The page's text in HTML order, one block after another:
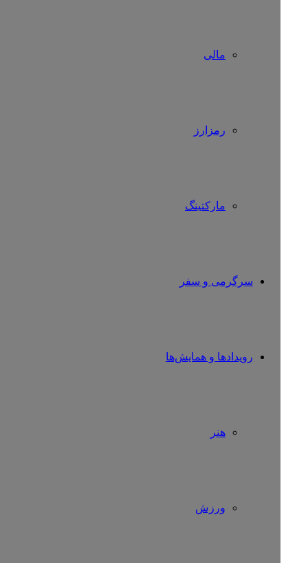
مالی
رمزارز
مارکتینگ
سرگرمی و سفر
رویدادها و همایش‌ها
هنر
ورزش